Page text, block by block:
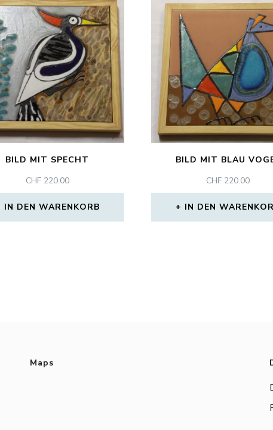
BILD MIT SPECHT
CHF220.00
IN DEN WARENKORB
BILD MIT BLAU
CHF 220.00
IN DEN
Maps